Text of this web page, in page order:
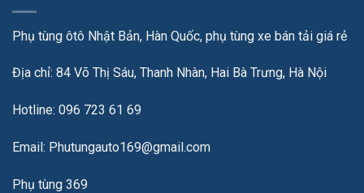
Phụ tùng ôtô Nhật Bản, Hàn Quốc, phụ tùng xe bán tải giá rẻ
Địa chỉ: 84 Võ Thị Sáu, Thanh Nhàn, Hai Bà Trưng, Hà Nội
Hotline: 096 723 61 69
Email: Phutungauto169@gmail.com
Phụ tùng 369